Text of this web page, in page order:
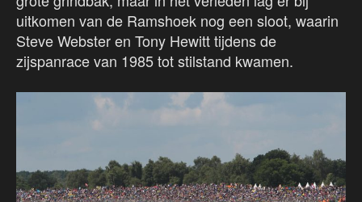
uitkomen van de Ramshoek nog een sloot, waarin
Steve Webster en Tony Hewitt tijdens de
zijspanrace van 1985 tot stilstand kwamen.